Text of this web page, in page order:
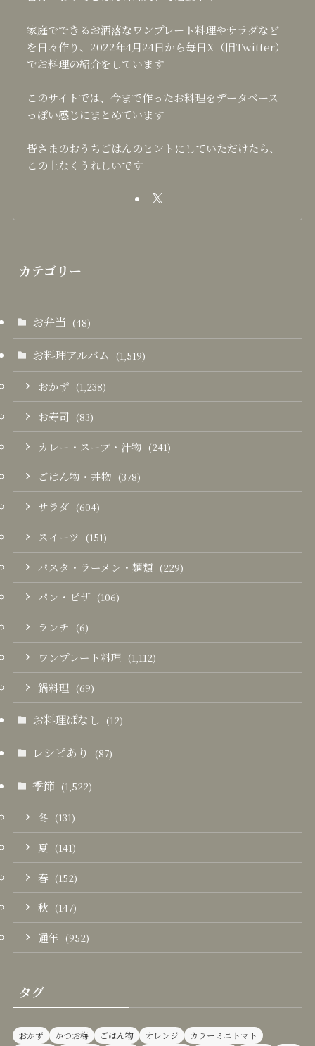
家庭でできるお洒落なワンプレート料理やサラダなど
を日々作り、2022年4月24日から毎日X（旧Twitter）
でお料理の紹介をしています
このサイトでは、今まで作ったお料理をデータベース
っぽい感じにまとめています
皆さまのおうちごはんのヒントにしていただけたら、
この上なくうれしいです
カテゴリー
お弁当 (48)
お料理アルバム (1,519)
おかず (1,238)
お寿司 (83)
カレー・スープ・汁物 (241)
ごはん物・丼物 (378)
サラダ (604)
スイーツ (151)
パスタ・ラーメン・麺類 (229)
パン・ピザ (106)
ランチ (6)
ワンプレート料理 (1,112)
鍋料理 (69)
お料理ばなし (12)
レシピあり (87)
季節 (1,522)
冬 (131)
夏 (141)
春 (152)
秋 (147)
通年 (952)
タグ
おかず かつお梅 ごはん物 オレンジ
カラーミニトマト